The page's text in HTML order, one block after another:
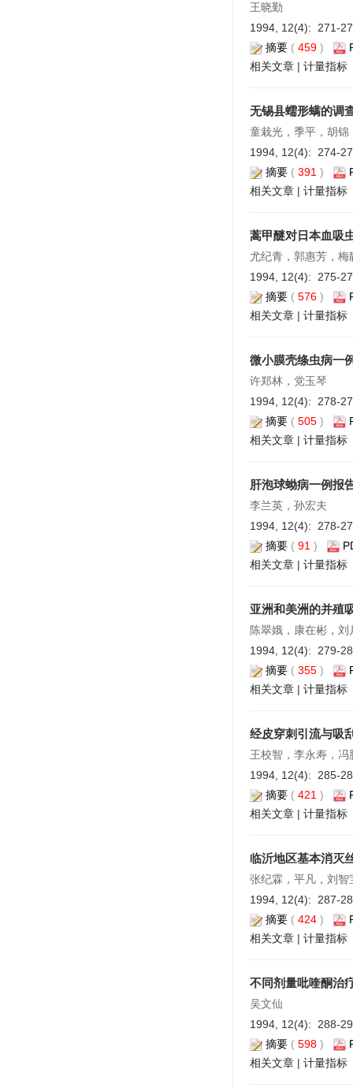
王晓勤
1994, 12(4): 271-
摘要 ( 459 )
相关文章 | 计量指标
无锡县蠕形螨的调
童栽光，季平，胡锦
1994, 12(4): 274-
摘要 ( 391 )
相关文章 | 计量指标
蒿甲醚对日本血吸
尤纪青，郭惠芳，
1994, 12(4): 275-
摘要 ( 576 )
相关文章 | 计量指标
微小膜壳绦虫病一
许郑林，党玉琴
1994, 12(4): 278-
摘要 ( 505 )
相关文章 | 计量指标
肝泡球蚴病一例报
李兰英，孙宏夫
1994, 12(4): 278-
摘要 ( 91 )
相关文章 | 计量指标
亚洲和美洲的并殖
陈翠娥，康在彬，刘
1994, 12(4): 279-
摘要 ( 355 )
相关文章 | 计量指标
经皮穿刺引流与吸
王校智，李永寿，冯
1994, 12(4): 285-
摘要 ( 421 )
相关文章 | 计量指标
临沂地区基本消灭
张纪霖，平凡，刘
1994, 12(4): 287-
摘要 ( 424 )
相关文章 | 计量指标
不同剂量吡喹酮治
吴文仙
1994, 12(4): 288-
摘要 ( 598 )
相关文章 | 计量指标